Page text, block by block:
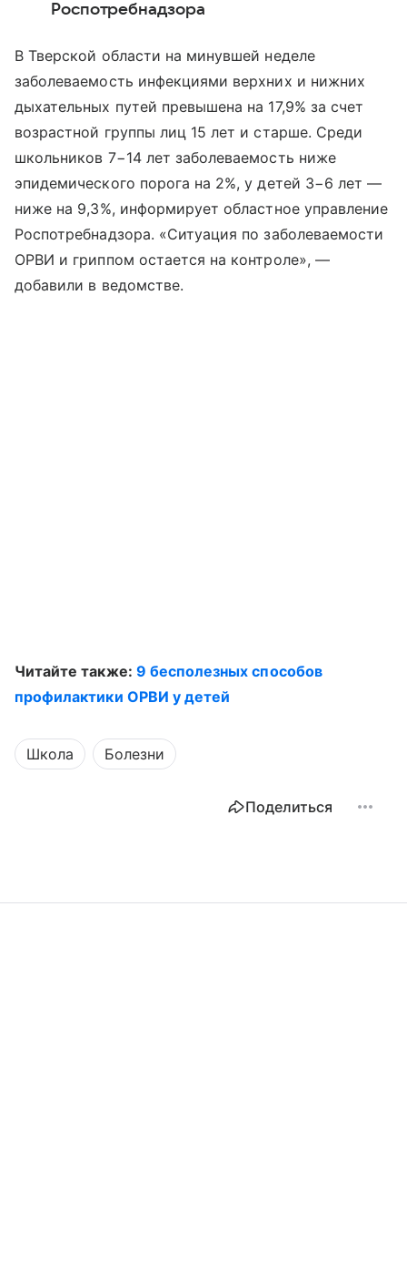
Роспотребнадзора
В Тверской области на минувшей неделе
заболеваемость инфекциями верхних и нижних
дыхательных путей превышена на 17,9% за счет
возрастной группы лиц 15 лет и старше. Среди
школьников 7−14 лет заболеваемость ниже
эпидемического порога на 2%, у детей 3−6 лет —
ниже на 9,3%, информирует областное управление
Роспотребнадзора. «Ситуация по заболеваемости
ОРВИ и гриппом остается на контроле», —
добавили в ведомстве.
Читайте также: 9 бесполезных способов
профилактики ОРВИ у детей
Школа Болезни
Поделиться